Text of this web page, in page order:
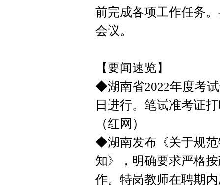
前完成各项工作任务
会议。
【要闻速览】
◆湖南省2022年度考
日进行。笔试准考证
（红网）
◆湖南发布《关于规
知》，明确要求严格
作。特岗教师在聘期